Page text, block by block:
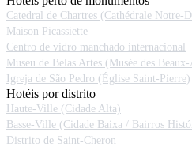
Catedral de Chartres (Cathédrale Notre-
Maison Picassiette
Centro de vidro manchado internacional
Museu de Belas Artes (Musée des
Igreja de São Pedro (Église Saint-Pierre)
Hotéis por distrito
Haute-Ville (Cidade Alta)
Basse-Ville (Cidade Baixa / Bairros
Distrito de Saint-Cheron